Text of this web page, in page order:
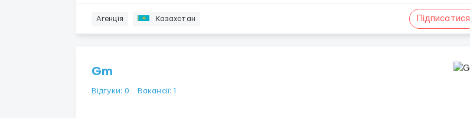
Агенція Казахстан Підписатися
Gm
Відгуки: 0 Вакансії: 1